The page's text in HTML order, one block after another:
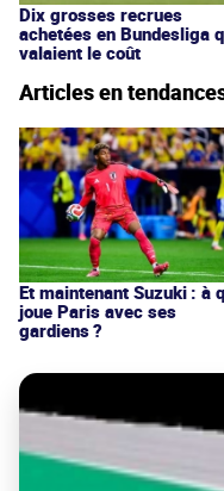
Dix grosses recrues
achetées en Bundesliga
valaient le coût
Articles en
Et maintenant Suzuki : à
joue Paris avec ses
gardiens ?